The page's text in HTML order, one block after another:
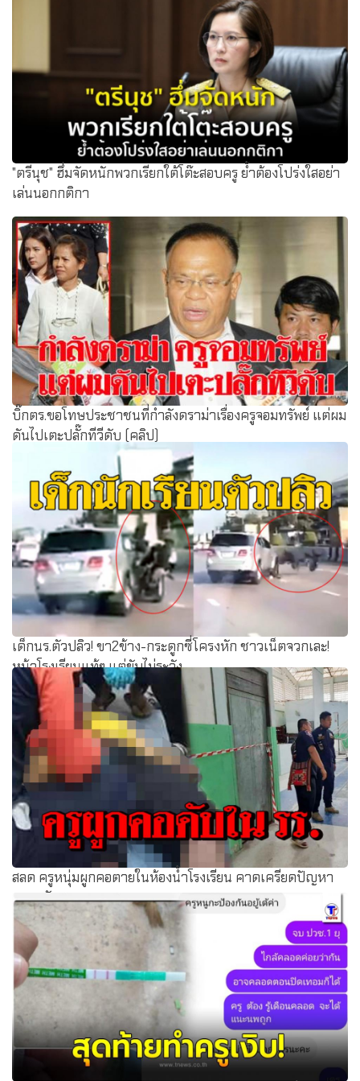
"ตรีนุช" ฮึ่มจัดหนักพวกเรียกใต้โต๊ะสอบครู ย้ำต้องโปร่งใสอย่า
เล่นนอกกติกา
บิ๊กตร.ขอโทษประชาชนที่กำลังดราม่าเรื่องครูจอมทรัพย์ แต่ผม
ดันไปเตะปลั๊กทีวีดับ (คลิป)
เด็กนร.ตัวปลิว! ขา2ข้าง-กระดูกซี่โครงหัก ชาวเน็ตจวกเละ!
หน้าโรงเรียนแท้ๆ แต่ขับไม่ระวัง
สลด ครูหนุ่มผูกคอตายในห้องน้ำโรงเรียน คาดเครียดปัญหา
ความรัก